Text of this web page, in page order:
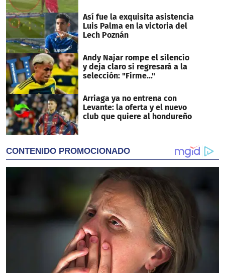
Así fue la exquisita asistencia
Luis Palma en la victoria del
Lech Poznán
Andy Najar rompe el silencio
y deja claro si regresará a la
selección: "Firme..."
Arriaga ya no entrena con
Levante: la oferta y el nuevo
club que quiere al hondureño